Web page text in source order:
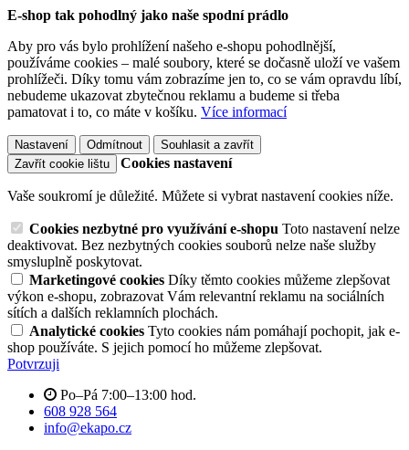
E-shop tak pohodlný jako naše spodní prádlo
Aby pro vás bylo prohlížení našeho e-shopu pohodlnější,
používáme cookies – malé soubory, které se dočasně uloží ve vašem
prohlížeči. Díky tomu vám zobrazíme jen to, co se vám opravdu líbí,
nebudeme ukazovat zbytečnou reklamu a budeme si třeba
pamatovat i to, co máte v košíku. Více informací
Nastavení Odmítnout
Souhlasit a zavřít
Zavřít cookie lištu
Cookies nastavení
Vaše soukromí je důležité. Můžete si vybrat nastavení cookies níže.
Cookies nezbytné pro využívání e-shopu Toto nastavení nelze
deaktivovat. Bez nezbytných cookies souborů nelze naše služby
smysluplně poskytovat.
Marketingové cookies Díky těmto cookies můžeme zlepšovat
výkon e-shopu, zobrazovat Vám relevantní reklamu na sociálních
sítích a dalších reklamních plochách.
Analytické cookies Tyto cookies nám pomáhají pochopit, jak e-
shop používáte. S jejich pomocí ho můžeme zlepšovat.
Potvrzuji
Po–Pá 7:00–13:00 hod.
608 928 564
info@ekapo.cz